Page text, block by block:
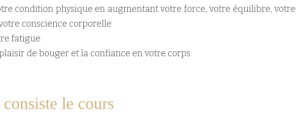
condition physique en augmentant votre force, votre équilibre, votre
conscience corporelle
fatigue
de bouger et la confiance en votre corps
le cours